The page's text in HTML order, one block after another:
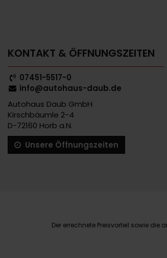
KONTAKT & ÖFFNUNGSZEITEN
07451-5517-0
info@autohaus-daub.de
Autohaus Daub GmbH
Kirschbäumle 2-4
D-72160 Horb a.N.
Unsere Öffnungszeiten
Der errechnete Preisvorteil sowie